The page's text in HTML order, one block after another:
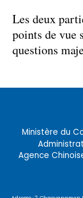
Les deux
points de vue
questions
Ministère du
Agence